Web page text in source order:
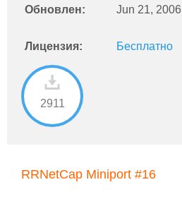
Обновлен: Jun 21, 2006
Лицензия: Бесплатно
2911
RRNetCap Miniport #16